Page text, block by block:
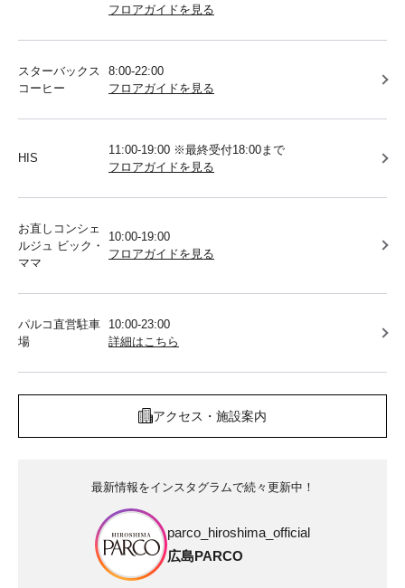
フロアガイドを見る
スターバックス
コーヒー
8:00-22:00
フロアガイドを見る
HIS
11:00-19:00 ※最終受付18:00まで
フロアガイドを見る
お直しコンシェ
ルジュ ビック・
ママ
10:00-19:00
フロアガイドを見る
パルコ直営駐車
場
10:00-23:00
詳細はこちら
アクセス・施設案内
最新情報をインスタグラムで続々更新中！
parco_hiroshima_official
広島PARCO